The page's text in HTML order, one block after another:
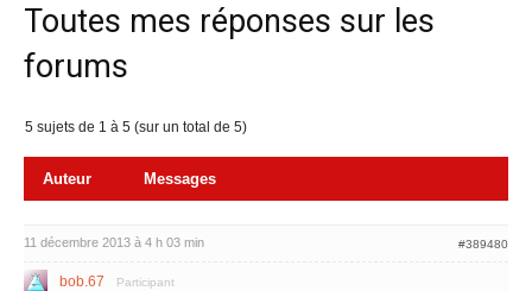
Toutes mes réponses sur les
forums
5 sujets de 1 à 5 (sur un total de 5)
Auteur Messages
11 décembre 2013 à 4 h 03 min #389480
bob.67 Participant